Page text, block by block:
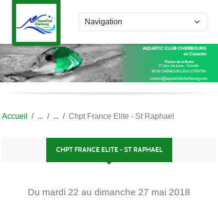
Accueil Chpt France Elite - St Raphael
CHPT FRANCE ELITE - ST RAPHAEL
Du mardi 22 au dimanche 27 mai 2018
Panneau de gestion des cookies